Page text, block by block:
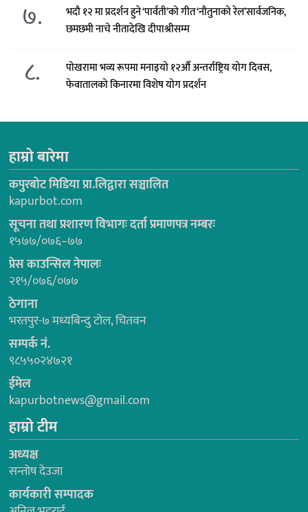
७.
भदौ १२ मा प्रदर्शन हुने ‘पार्वती’को गीत ‘नौतुनाको रेल’सार्वजनिक,
छमछमी नाचे नीतादेखि दीपाश्रीसम्म
८.
पोखरामा भव्य रूपमा मनाइयो १२औँ अन्तर्राष्ट्रिय योग दिवस,
फेवातालको किनारमा विशेष योग प्रदर्शन
हाम्रो बारेमा
कपुरबोट मिडिया प्रा.लिद्वारा सञ्चालित
kapurbot.com
सूचना तथा प्रशारण विभागः दर्ता प्रमाणपत्र नम्बरः
१५७७/०७६–७७
प्रेस काउन्सिल नेपालः
२१५/०७६/०७७
ठेगाना
भरतपुर-७ मध्यबिन्दु टोल, चितवन
सम्पर्क नं.
९८५५०२४७२१
ईमेल
kapurbotnews@gmail.com
हाम्रो टीम
अध्यक्ष
सन्तोष देउजा
कार्यकारी सम्पादक